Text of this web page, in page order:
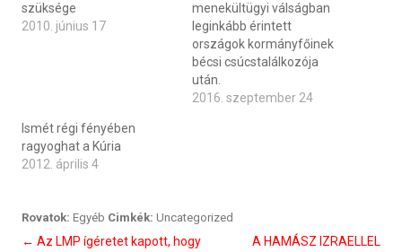
szüksége
2010. június 17
menekültügyi válságban
leginkább érintett
országok kormányfőinek
bécsi csúcstalálkozója
után.
2016. szeptember 24
Ismét régi fényében
ragyoghat a Kúria
2012. április 4
Rovatok: Egyéb Cimkék: Uncategorized
Bejegyzés
← Az LMP ígéretet kapott, hogy
A HAMÁSZ IZRAELLEL